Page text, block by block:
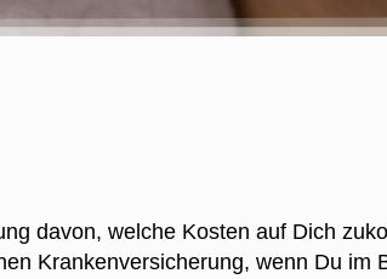
davon, welche Kosten auf Dich
Krankenversicherung, wenn Du im